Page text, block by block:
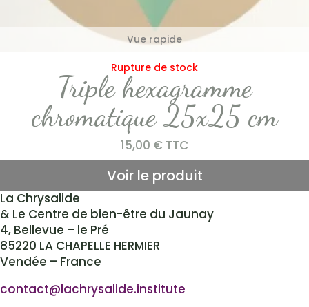
Vue rapide
Rupture de stock
Triple hexagramme
chromatique 25x25 cm
15,00 € TTC
Voir le produit
La Chrysalide
& Le Centre de bien-être du Jaunay
4, Bellevue – le Pré
85220 LA CHAPELLE HERMIER
Vendée – France
etuti
tsni.
edila
syrhc
al@tc
atnoc